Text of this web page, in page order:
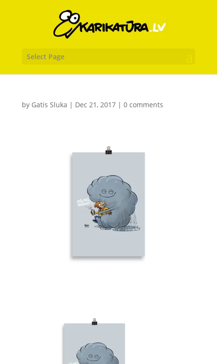
Select Page
by Gatis Sluka | Dec 21, 2017| 0 comments